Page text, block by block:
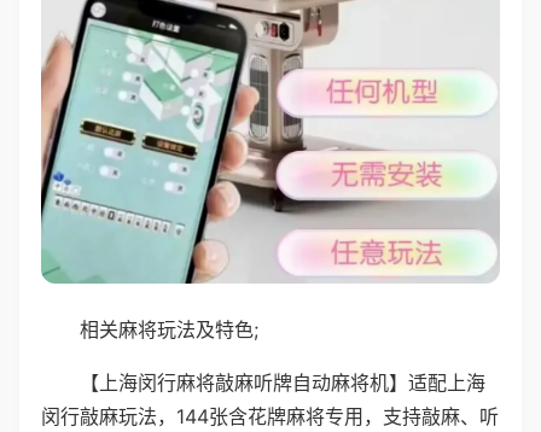
相关麻将玩法及特色;
【上海闵行麻将敲麻听牌自动麻将机】适配上海
闵行敲麻玩法，144张含花牌麻将专用，支持敲麻、听